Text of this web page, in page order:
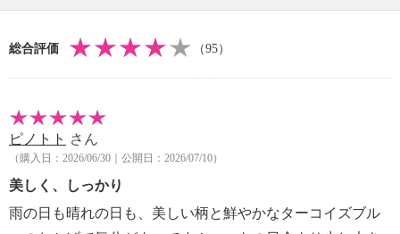
・ハンドル立ち上がり約 １４ｃｍ
・その他：・Ａ４サイズ収納可
【重さ】
・約２７ｇ
※表記数値は生地の一部の結果であり、製品全体の性
能を保証するものではありません
※ＪＩＳ Ｌ １９２５、ＪＩＳ Ｌ １０５５ Ａ
法
総合評価 （95）
ピノトト さん
（購入日：2026/06/30｜公開日：2026/07/10）
美しく、しっかり
雨の日も晴れの日も、美しい柄と鮮やかなターコイズブル